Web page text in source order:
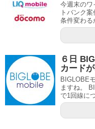
今週末のワ
トバンク
条件変わる
６日
カード
BIGLOBE
ますね。
で1回線に